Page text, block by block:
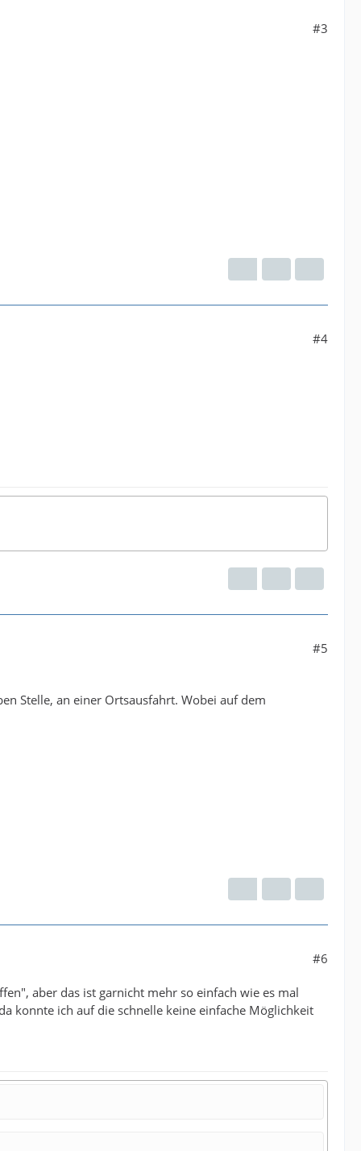
#3
#4
#5
Stelle, an einer Ortsausfahrt. Wobei auf dem
#6
aber das ist garnicht mehr so einfach wie es mal
konnte ich auf die schnelle keine einfache Möglichkeit